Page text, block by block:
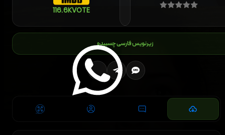
116.6KVOTE
زیرنویس فارسی چسبیده